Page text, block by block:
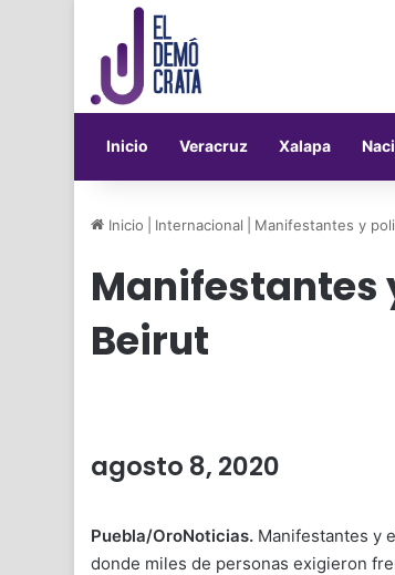
Inicio Veracruz Xalapa
Inicio Internacional Manifestantes y
Manifestantes
Beirut
agosto 8, 2020
Puebla/OroNoticias. Manifestantes y
donde miles de personas exigieron